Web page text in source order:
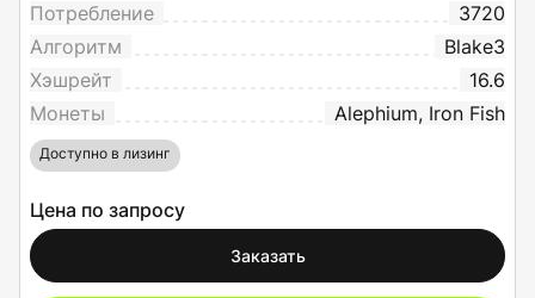
Потребление
3720
Алгоритм
Blake3
Хэшрейт
16.6
Монеты
Alephium, Iron Fish
Доступно в лизинг
Цена по запросу
Заказать